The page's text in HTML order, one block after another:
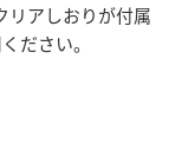
リアしおりが付属
ださい。